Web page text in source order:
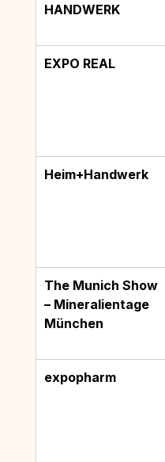
HANDWERK
EXPO REAL
Heim+Handwerk
The Munich Show
– Mineralientage
München
expopharm